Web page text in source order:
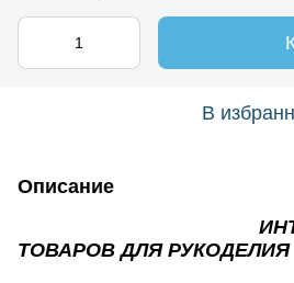
В
Описание
ИНТЕРНЕТ
ТОВАРОВ ДЛЯ РУКОДЕЛИЯ